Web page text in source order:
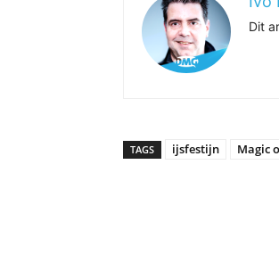
Dit
TAGS ijsfestijn Magic